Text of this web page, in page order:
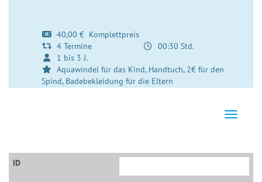
40,00 € Komplettpreis
4 Termine
00:30 Std.
1 bis 3 J.
Aquawindel für das Kind, Handtuch, 2€ für den
Spind, Badebekleidung für die Eltern